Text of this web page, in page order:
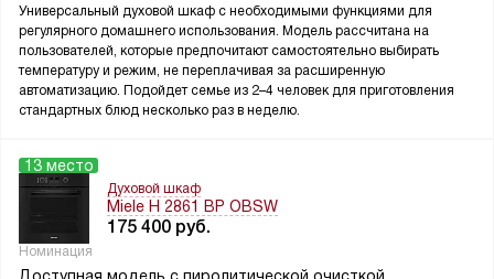
Универсальный духовой шкаф с необходимыми функциями для
регулярного домашнего использования. Модель рассчитана на
пользователей, которые предпочитают самостоятельно выбирать
температуру и режим, не переплачивая за расширенную
автоматизацию. Подойдет семье из 2–4 человек для приготовления
стандартных блюд несколько раз в неделю.
13 место
Духовой шкаф
Miele H 2861 BP OBSW
175 400 руб.
Номинация